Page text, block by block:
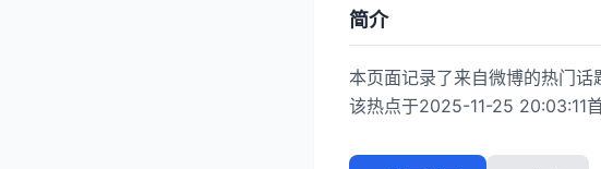
简介
本页面记录了来自微博的热门话
该热点于2025-11-25 20:03:11